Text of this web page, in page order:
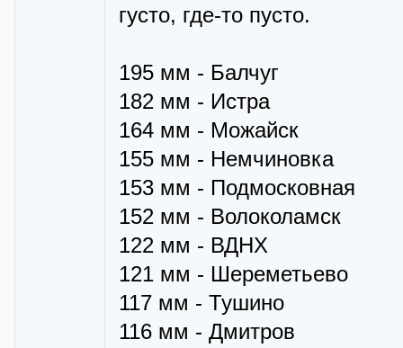
густо, где-то пусто.
195 мм - Балчуг
182 мм - Истра
164 мм - Можайск
155 мм - Немчиновка
153 мм - Подмосковная
152 мм - Волоколамск
122 мм - ВДНХ
121 мм - Шереметьево
117 мм - Тушино
116 мм - Дмитров